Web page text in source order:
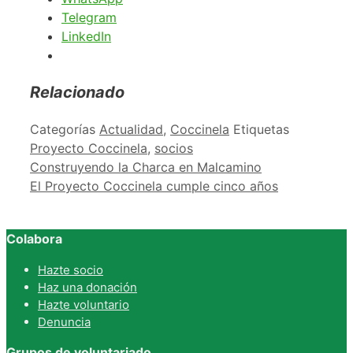
Telegram
LinkedIn
Relacionado
Categorías Actualidad, Coccinela Etiquetas
Proyecto Coccinela, socios
Construyendo la Charca en Malcamino
El Proyecto Coccinela cumple cinco años
Colabora
Hazte socio
Haz una donación
Hazte voluntario
Denuncia